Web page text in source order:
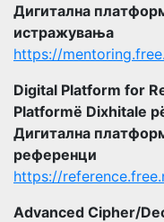
Дигитална
истражувања
https://
Digital Platform for
Platformë Dixhitale
Дигитална
референци
https://
Advanced Cipher/